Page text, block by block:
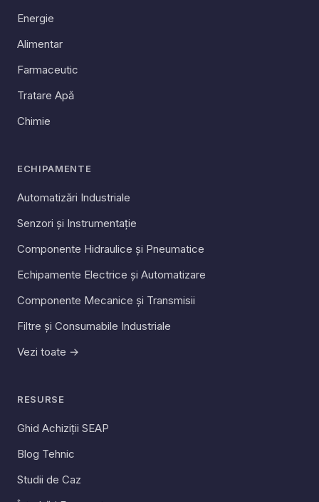
Energie
Alimentar
Farmaceutic
Tratare Apă
Chimie
ECHIPAMENTE
Automatizări Industriale
Senzori și Instrumentație
Componente Hidraulice și Pneumatice
Echipamente Electrice și Automatizare
Componente Mecanice și Transmisii
Filtre și Consumabile Industriale
Vezi toate →
RESURSE
Ghid Achiziții SEAP
Blog Tehnic
Studii de Caz